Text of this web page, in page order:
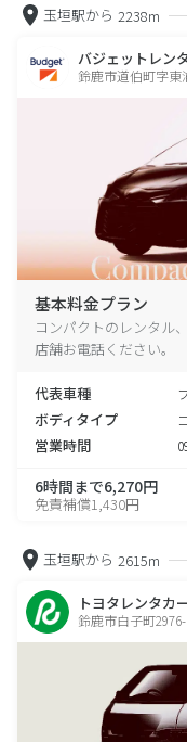
玉垣駅から 2238m
バジェットレン
鈴鹿市道伯町字東
基本料金プラン
コンパクトのレンタル
店舗お電話ください。
代表車種
ボディタイプ
営業時間
6時間まで6,270円
免責補償1,430円
玉垣駅から 2615m
トヨタレンタカ
鈴鹿市白子町2976-